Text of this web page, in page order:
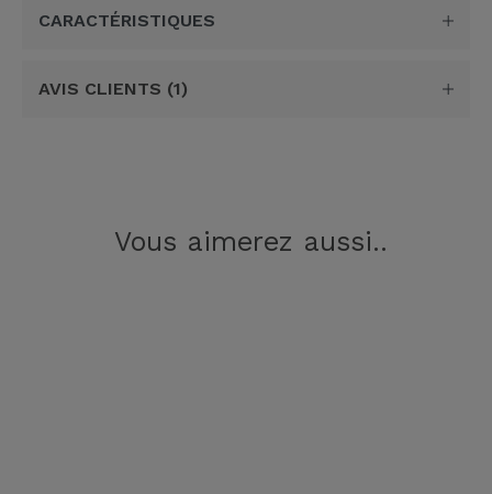
CARACTÉRISTIQUES
AVIS CLIENTS (1)
Vous aimerez aussi..